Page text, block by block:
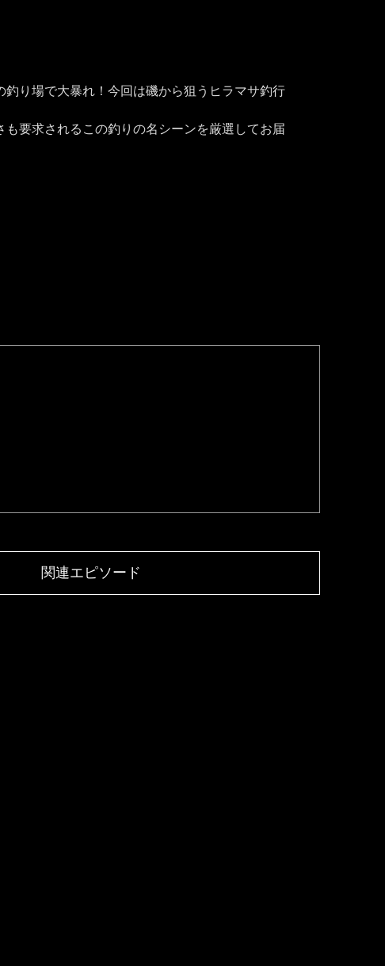
り場で大暴れ！今回は磯から狙うヒラマサ釣行
要求されるこの釣りの名シーンを厳選してお届
関連エピソード